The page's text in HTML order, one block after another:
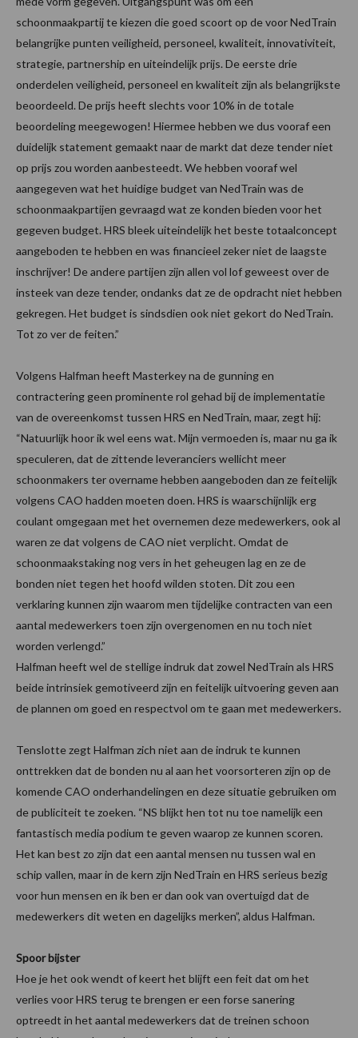
schoonmaakpartij te kiezen die goed scoort op de voor NedTrain
belangrijke punten veiligheid, personeel, kwaliteit, innovativiteit,
strategie, partnership en uiteindelijk prijs. De eerste drie
onderdelen veiligheid, personeel en kwaliteit zijn als belangrijkste
beoordeeld. De prijs heeft slechts voor 10% in de totale
beoordeling meegewogen! Hiermee hebben we dus vooraf een
duidelijk statement gemaakt naar de markt dat deze tender niet
op prijs zou worden aanbesteedt. We hebben vooraf wel
aangegeven wat het huidige budget van NedTrain was de
schoonmaakpartijen gevraagd wat ze konden bieden voor het
gegeven budget. HRS bleek uiteindelijk het beste totaalconcept
aangeboden te hebben en was financieel zeker niet de laagste
inschrijver! De andere partijen zijn allen vol lof geweest over de
insteek van deze tender, ondanks dat ze de opdracht niet hebben
gekregen. Het budget is sindsdien ook niet gekort do NedTrain.
Tot zo ver de feiten.”
Volgens Halfman heeft Masterkey na de gunning en
contractering geen prominente rol gehad bij de implementatie
van de overeenkomst tussen HRS en NedTrain, maar, zegt hij:
“Natuurlijk hoor ik wel eens wat. Mijn vermoeden is, maar nu ga ik
speculeren, dat de zittende leveranciers wellicht meer
schoonmakers ter overname hebben aangeboden dan ze feitelijk
volgens CAO hadden moeten doen. HRS is waarschijnlijk erg
coulant omgegaan met het overnemen deze medewerkers, ook al
waren ze dat volgens de CAO niet verplicht. Omdat de
schoonmaakstaking nog vers in het geheugen lag en ze de
bonden niet tegen het hoofd wilden stoten. Dit zou een
verklaring kunnen zijn waarom men tijdelijke contracten van een
aantal medewerkers toen zijn overgenomen en nu toch niet
worden verlengd.”
Halfman heeft wel de stellige indruk dat zowel NedTrain als HRS
beide intrinsiek gemotiveerd zijn en feitelijk uitvoering geven aan
de plannen om goed en respectvol om te gaan met medewerkers.
Tenslotte zegt Halfman zich niet aan de indruk te kunnen
onttrekken dat de bonden nu al aan het voorsorteren zijn op de
komende CAO onderhandelingen en deze situatie gebruiken om
de publiciteit te zoeken. “NS blijkt hen tot nu toe namelijk een
fantastisch media podium te geven waarop ze kunnen scoren.
Het kan best zo zijn dat een aantal mensen nu tussen wal en
schip vallen, maar in de kern zijn NedTrain en HRS serieus bezig
voor hun mensen en ik ben er dan ook van overtuigd dat de
medewerkers dit weten en dagelijks merken”, aldus Halfman.
Spoor bijster
Hoe je het ook wendt of keert het blijft een feit dat om het
verlies voor HRS terug te brengen er een forse sanering
optreedt in het aantal medewerkers dat de treinen schoon